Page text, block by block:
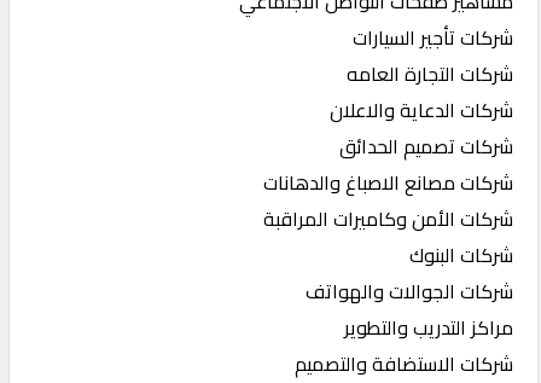
شركات تأجير السيارات
شركات التجارة العامه
شركات الدعاية والاعلان
شركات تصميم الحدائق
شركات مصانع الاصباغ والدهانات
شركات الأمن وكاميرات المراقبة
شركات البنوك
شركات الجوالات والهواتف
مراكز التدريب والتطوير
شركات الاستضافة والتصميم